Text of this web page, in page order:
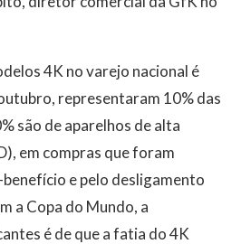
4K no varejo nacional é
representaram 10% das
são de aparelhos de alta
em compras que foram
e pelo desligamento
a Copa do Mundo, a
é de que a fatia do 4K